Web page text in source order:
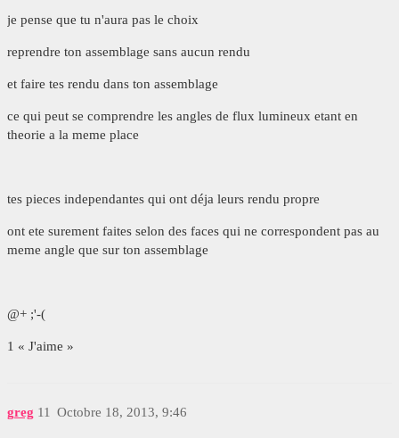
je pense que tu n'aura pas le choix
reprendre ton assemblage sans aucun rendu
et faire tes rendu dans ton assemblage
ce qui peut se comprendre les angles de flux lumineux etant en
theorie a la meme place
tes pieces independantes qui ont déja leurs rendu propre
ont ete surement faites selon des faces qui ne correspondent pas au
meme angle que sur ton assemblage
@+ ;'-(
1 « J'aime »
greg Octobre 18, 2013, 9:46
11